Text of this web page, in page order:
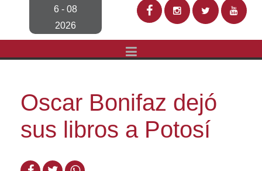
6 - 08
2026
Oscar Bonifaz dejó
sus libros a Potosí